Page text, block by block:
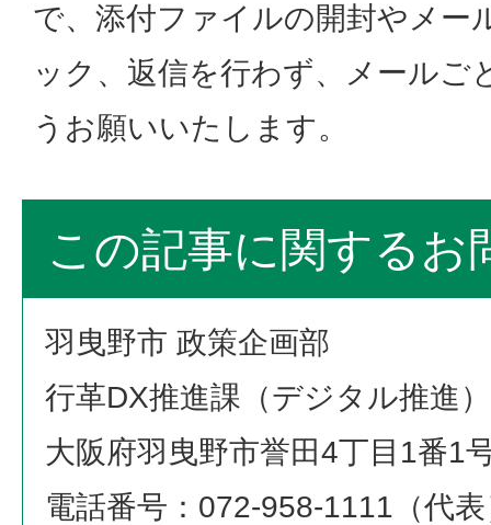
で、添付ファイルの開封やメー
ック、返信を行わず、メールご
うお願いいたします。
この記事に関するお
羽曳野市 政策企画部
行革DX推進課（デジタル推進）
大阪府羽曳野市誉田4丁目1番1
電話番号：072-958-1111（代